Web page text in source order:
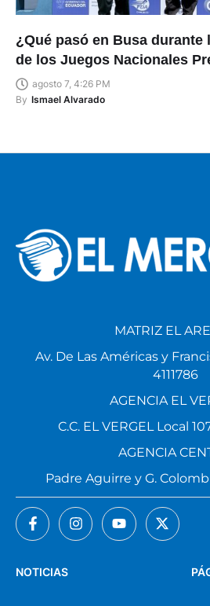
¿Qué pasó en Busa durante
de los Juegos Nacionales
agosto 7, 4:26 PM
By Ismael Alvarado
NOTICIAS
MATRIZ EL
Av. De Las Américas y
4111786
AGENCIA EL
C.C. EL VERGEL Local
AGENCIA
Padre Aguirre y G.